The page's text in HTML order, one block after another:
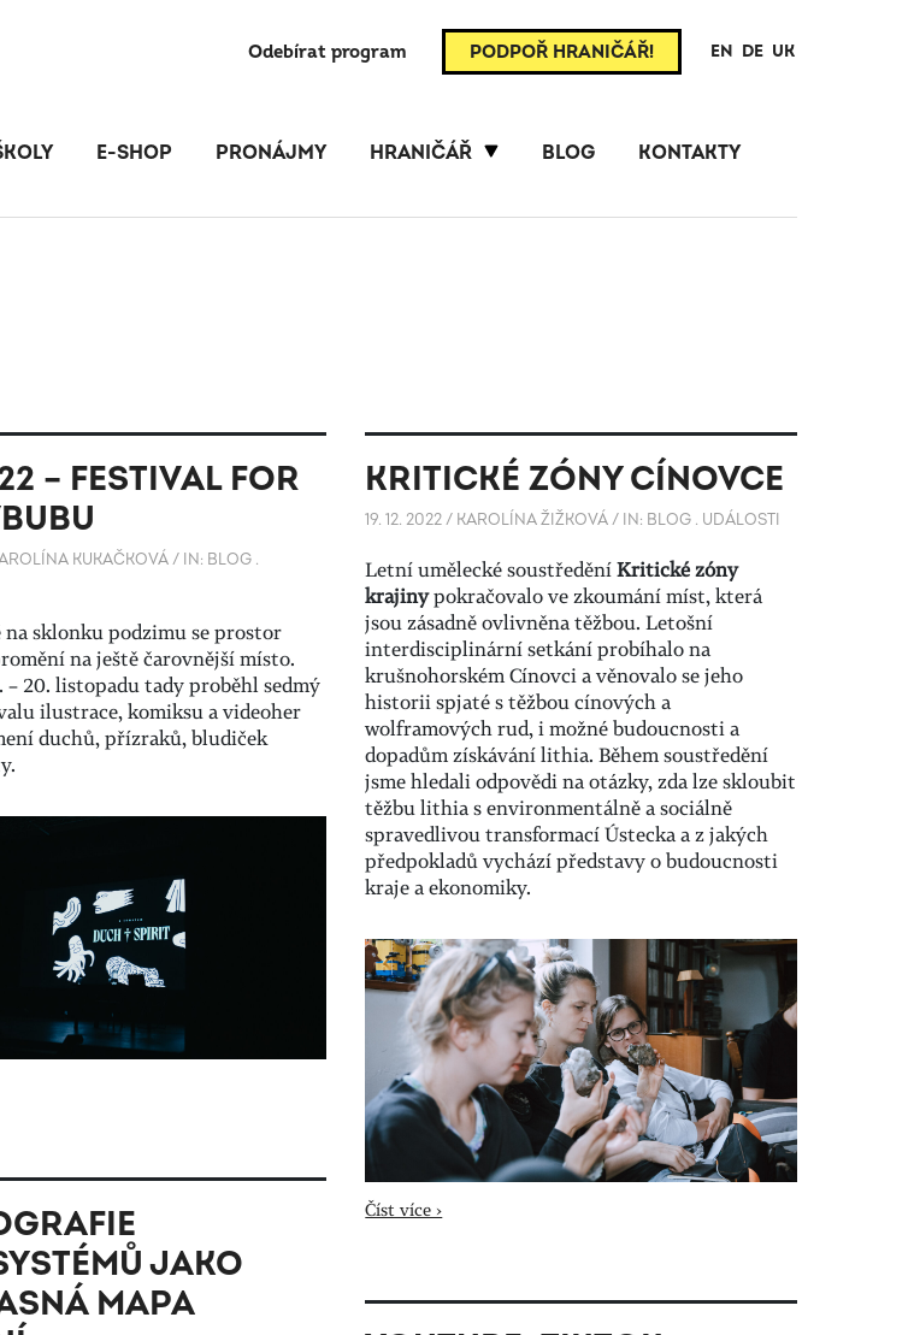
Odebírat program PODPOŘ HRANIČÁŘ! EN DE UK
E-SHOP PRONÁJMY HRANIČÁŘ BLOG KONTAKTY
– FESTIVAL FOR
KUKAČKOVÁ / IN: BLOG.
na sklonku podzimu se prostor
na ještě čarovnější místo.
– 20. listopadu tady proběhl sedmý
ilustrace, komiksu a videoher
duchů, přízraků, bludiček
KRITICKÉ ZÓNY CÍNOVCE
19. 12. 2022 / KAROLÍNA ŽIŽKOVÁ / IN: BLOG . UDÁLOSTI
Letní umělecké soustředěníKritické zóny
krajinypokračovalo ve zkoumání míst, která
jsou zásadně ovlivněna těžbou. Letošní
interdisciplinární setkání probíhalo na
krušnohorském Cínovci a věnovalo se jeho
historii spjaté s těžbou cínových a
wolframových rud, i možné budoucnosti a
dopadům získávání lithia. Během soustředění
jsme hledali odpovědi na otázky, zda lze skloubit
těžbu lithia s environmentálně a sociálně
spravedlivou transformací Ústecka a z jakých
předpokladů vychází představy o budoucnosti
kraje a ekonomiky.
Číst více ›
JAKO
MAPA